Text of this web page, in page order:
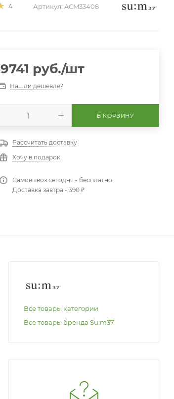
4 Артикул: ACM33408
9741 руб./шт
Нашли дешевле?
В КОРЗИНУ
Рассчитать доставку
Хочу в подарок
Самовывоз сегодня - бесплатно
Доставка завтра - 390 ₽
Все товары категории
Все товары бренда Su:m37